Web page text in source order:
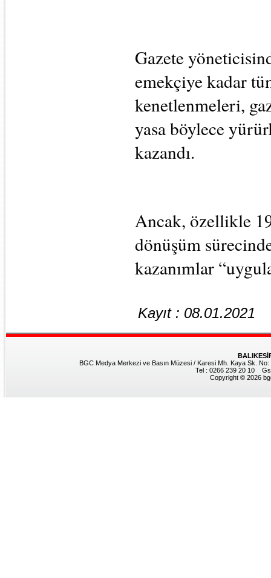
Gazete
emekçiye kadar
kenetlenmeleri,
yasa böylece
kazandı.
Ancak, özellikle
dönüşüm
kazanımlar
Kayıt : 08.01.2021
BGC Medya Merkezi ve Basın Müzesi / Karesi Mh. Kaya Sk.
Tel : 0266 239 20 10
Copyright © 2026